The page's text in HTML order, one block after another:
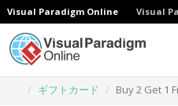
Visual Paradigm Online Visual
ギフトカード
Buy 2 Get 1